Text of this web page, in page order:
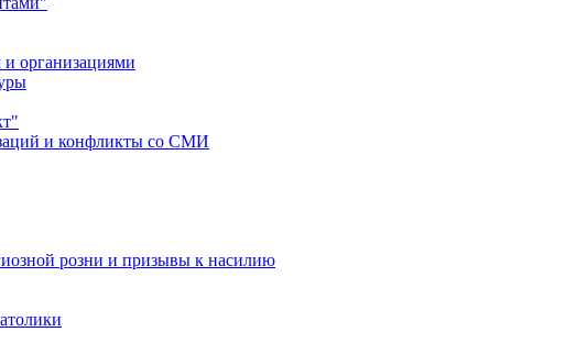
организациями
и конфликты со СМИ
розни и призывы к насилию